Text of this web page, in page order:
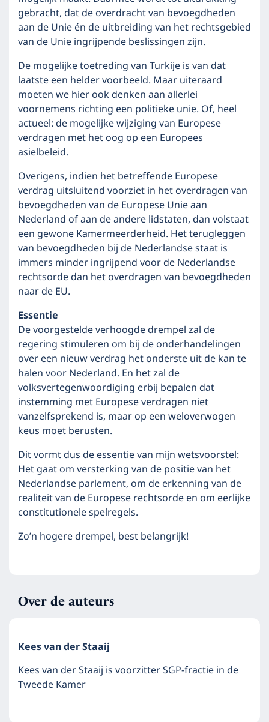
gebracht, dat de overdracht van bevoegdheden
aan de Unie én de uitbreiding van het rechtsgebied
van de Unie ingrijpende beslissingen zijn.
De mogelijke toetreding van Turkije is van dat
laatste een helder voorbeeld. Maar uiteraard
moeten we hier ook denken aan allerlei
voornemens richting een politieke unie. Of, heel
actueel: de mogelijke wijziging van Europese
verdragen met het oog op een Europees
asielbeleid.
Overigens, indien het betreffende Europese
verdrag uitsluitend voorziet in het overdragen van
bevoegdheden van de Europese Unie aan
Nederland of aan de andere lidstaten, dan volstaat
een gewone Kamermeerderheid. Het terugleggen
van bevoegdheden bij de Nederlandse staat is
immers minder ingrijpend voor de Nederlandse
rechtsorde dan het overdragen van bevoegdheden
naar de EU.
Essentie
De voorgestelde verhoogde drempel zal de
regering stimuleren om bij de onderhandelingen
over een nieuw verdrag het onderste uit de kan te
halen voor Nederland. En het zal de
volksvertegenwoordiging erbij bepalen dat
instemming met Europese verdragen niet
vanzelfsprekend is, maar op een weloverwogen
keus moet berusten.
Dit vormt dus de essentie van mijn wetsvoorstel:
Het gaat om versterking van de positie van het
Nederlandse parlement, om de erkenning van de
realiteit van de Europese rechtsorde en om eerlijke
constitutionele spelregels.
Zo’n hogere drempel, best belangrijk!
Over de auteurs
Kees van der Staaij
Kees van der Staaij is voorzitter SGP-fractie in de
Tweede Kamer